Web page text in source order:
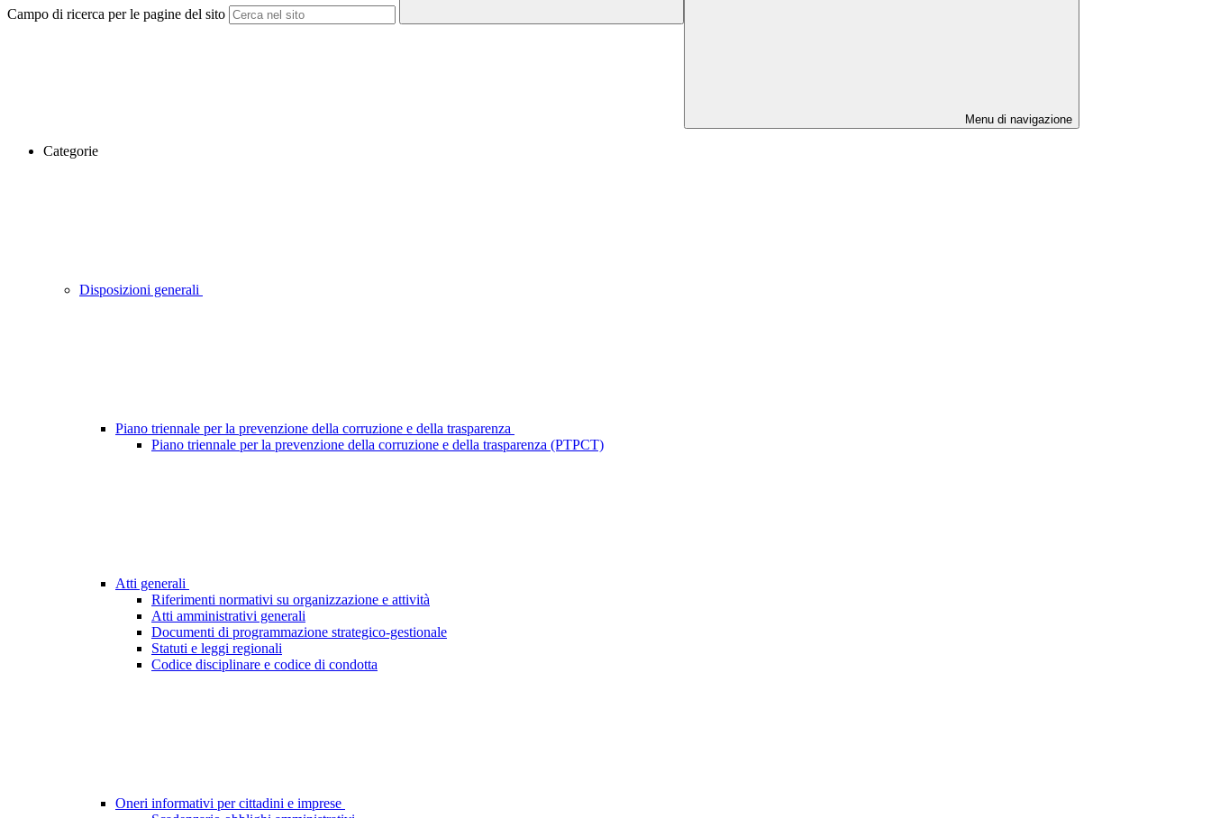
Campo di ricerca per le pagine del sito
Menu di navigazione
Categorie
Disposizioni generali
Piano triennale per la prevenzione della corruzione e della trasparenza
Piano triennale per la prevenzione della corruzione e della trasparenza (PTPCT)
Atti generali
Riferimenti normativi su organizzazione e attività
Atti amministrativi generali
Documenti di programmazione strategico-gestionale
Statuti e leggi regionali
Codice disciplinare e codice di condotta
Oneri informativi per cittadini e imprese